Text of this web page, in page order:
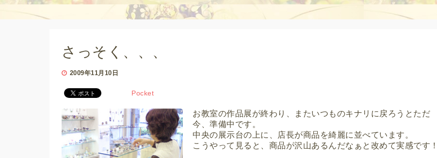
さっそく、、、
2009年11月10日
Pocket
お教室の作品展が終わり、またいつものキナリに戻ろうとただ
今、準備中です。
中央の展示台の上に、店長が商品を綺麗に並べています。
こうやって見ると、商品が沢山あるんだなぁと改めて実感です！